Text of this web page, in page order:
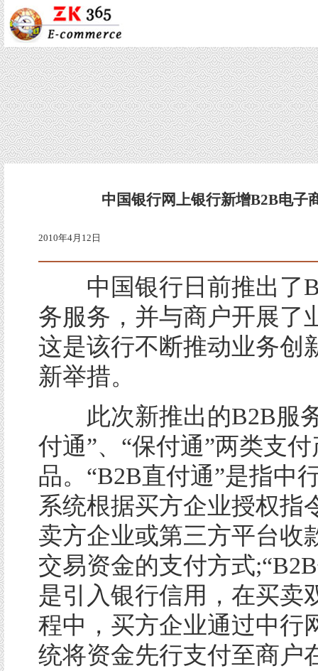
中国银行网上银行新增B2B电子
2010年4月12日
中国银行日前推出了
务服务，并与商户开展了
这是该行不断推动业务创
新举措。
此次新推出的B2B服
付通”、“保付通”两类支付
品。“B2B直付通”是指中
系统根据买方企业授权指
卖方企业或第三方平台收
交易资金的支付方式
是引入银行信用，在买卖
程中，买方企业通过中行
统将资金先行支付至商户